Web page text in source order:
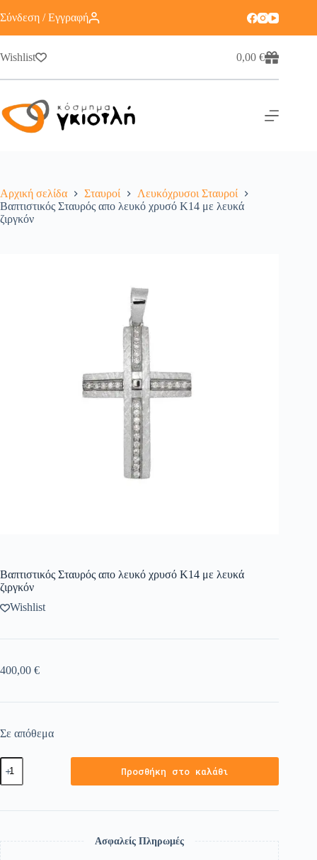
Σύνδεση / Εγγραφή
Wishlist 0,00€
Αρχική σελίδα Σταυροί
Λευκόχρυσοι Σταυροί
Βαπτιστικός Σταυρός απο λευκό χρυσό Κ14 με λευκά
ζιργκόν
Βαπτιστικός Σταυρός απο λευκό χρυσό Κ14 με λευκά
ζιργκόν
Wishlist
400,00 €
Σε απόθεμα
Προσθήκη στο καλάθι
Ασφαλείς Πληρωμές